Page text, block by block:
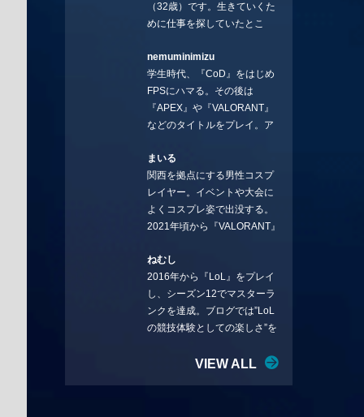
（32歳）です。生きていくた
めに仕事を探していたとこ
コラムを連載させてもらえる
ことになりました。言いたい
ことを言っていきます。X：
https://x.com/stormKUBO
YouTube：
rmKUBO
nemuminimizu
学生時代、『CoD』をはじめ
FPSにハマる。その後は
『APEX』や『VALORANT』
などのタイトルをプレイ。ア
BGMなどを手掛ける作曲家と
フリーランスのライターの二
足の草鞋を履いて幅広く活動
中。無類のラーメン好き！
Twitter:@ongakucas
まいる
関西を拠点にする男性コスプ
レイヤー。イベントや大会に
よくコスプレ姿で出没する。
2021年頃から『VALORANT』
続ける。現在の推しチームは
「CREST GAMING」。X：
@mlunias（Photo by
Subaru.F.）
ねむし
2016年から『LoL』をプレイ
し、シーズン12でマスターラ
ンクを達成。ブログでは”LoL
の競技体験としての楽しさ”を
リーを愛し、元ADCメイン
VIEW ALL